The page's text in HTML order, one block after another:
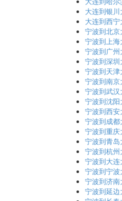
大连到银
大连到西
宁波到北
宁波到上
宁波到广
宁波到深
宁波到天
宁波到南
宁波到武
宁波到沈
宁波到西
宁波到成
宁波到重
宁波到青
宁波到杭
宁波到大
宁波到宁
宁波到济
宁波到延